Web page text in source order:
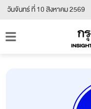
วันจันทร์ ที่ 10 สิงหาคม 2569